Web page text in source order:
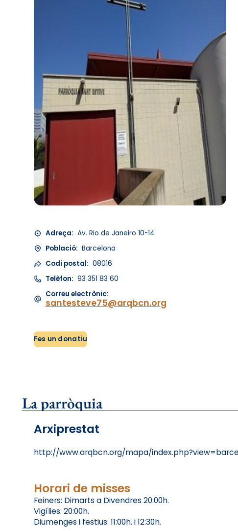
Adreça: Av. Rio de Janeiro 10-14
Població: Barcelona
Codi postal: 08016
Telèfon: 93 351 83 60
Correu electrònic:
santesteve75@arqbcn.org
Fes un donatiu
La parròquia
Arxiprestat
http://www.arqbcn.org/mapa/
Horari de misses
Feiners: Dimarts a Divendres 20:00h.
Vigílies: 20:00h.
Diumenges i festius: 11:00h. i 12:30h.